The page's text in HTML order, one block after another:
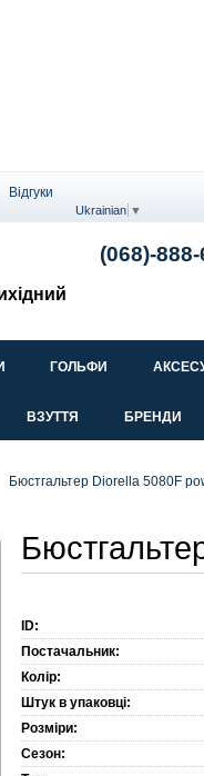
Відгуки
Ukrainian ▼
(068)-
ГОЛЬФИ
ВЗУТТЯ БРЕНДИ
Бюстгальтер Diorella 5080F
ID:
Постачальник:
Колір:
Штук в упаковці:
Розміри:
Сезон: